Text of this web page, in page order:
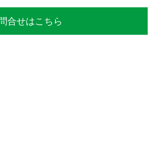
合せはこちら